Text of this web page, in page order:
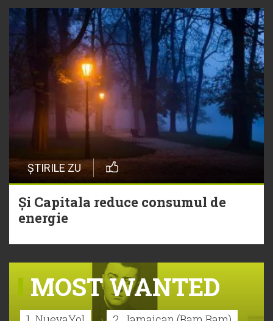
ȘTIRILE ZU
Și Capitala reduce consumul de
energie
MOST WANTED